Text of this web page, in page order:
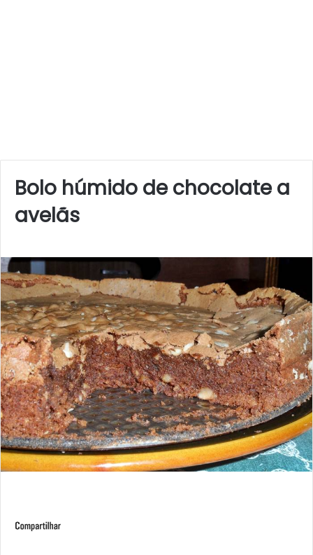
Bolo húmido de chocolate a
avelãs